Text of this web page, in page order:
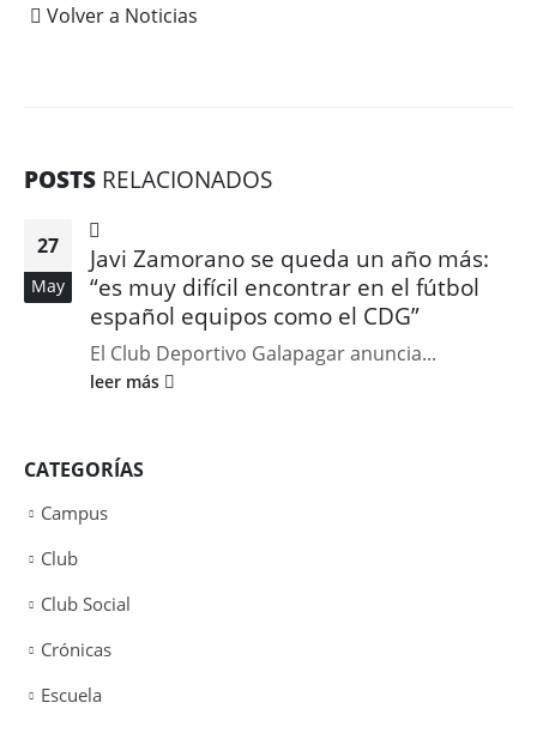
Volver a Noticias
POSTS RELACIONADOS
27
May
Javi Zamorano se queda un año más:
“es muy difícil encontrar en el fútbol
español equipos como el CDG”
El Club Deportivo Galapagar anuncia...
leer más
CATEGORÍAS
Campus
Club
Club Social
Crónicas
Escuela